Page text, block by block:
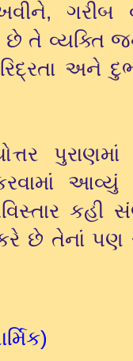
ગરીબ
તે વ્યક્તિ
અને
પુરાણમાં
છે તેનાં પણ